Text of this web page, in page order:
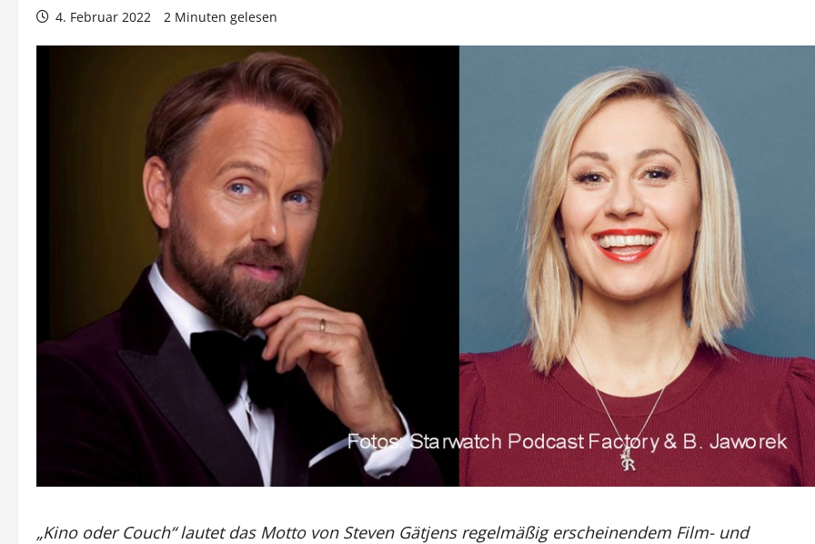
4. Februar 2022 2 Minuten gelesen
„Kino oder Couch“ lautet das Motto von Steven Gätjens regelmäßig erscheinendem Film- und